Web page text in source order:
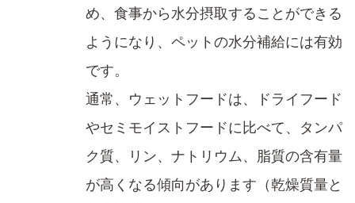
め、食事から水分摂取することができる
ようになり、​ペットの水分補給には有効
です。
通常、ウェットフードは、ドライフード
やセミモイストフードに比べて、タンパ
ク質、リン、ナトリウム、脂質の含有量
が高くなる傾向があります​（乾燥質量と